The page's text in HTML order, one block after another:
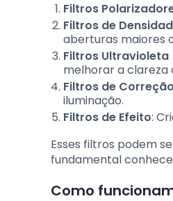
Filtros
Filtros de
aberturas maiores
Filtros Ultravioleta
melhorar a clareza
Filtros de
iluminação.
Filtros de Efeito:
Esses filtros podem
fundamental
Como